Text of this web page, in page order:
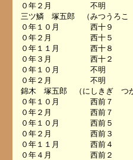
０年２
三ツ鱗　塚五郎　（みつうろこ
０年１０月　　　　西十９　
０年２月　　　　　西十５
０年１１月　　　　西十８　
０年３月　　　　　西十２　
０年１
０年２
錦木　塚五郎　（にしきぎ　つ
０年１０月　　　　西前７　
０年２月　　　　　西前７　
０年１０月　　　　西前５　
０年２月　　　　　西前３　
０年１１月　　　　西前４　
０年４月　　　　　西前２　